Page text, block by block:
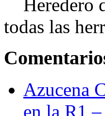
Heredero
todas las
Azucena
en la R1